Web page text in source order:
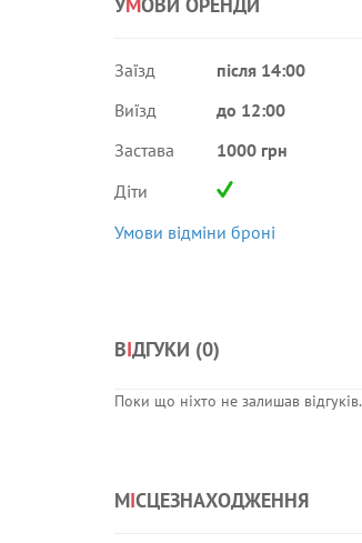
Заїзд
після 14:00
Виїзд
до 12:00
Застава
1000 грн
Діти
Умови відміни броні
ВІДГУКИ (0)
Поки що ніхто не залишав відгуків.
МІСЦЕЗНАХОДЖЕННЯ